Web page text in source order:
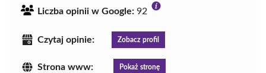
Liczba opinii w Google: 92
Czytaj opinie: Zobacz profil
Strona www: Pokaż stronę